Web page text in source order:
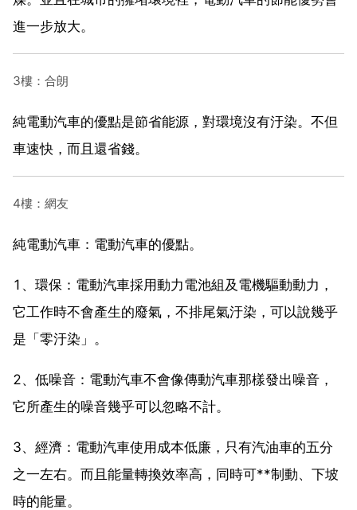
進一步放大。
3樓：合朗
純電動汽車的優點是節省能源，對環境沒有汙染。不但
車速快，而且還省錢。
4樓：網友
純電動汽車：電動汽車的優點。
1、環保：電動汽車採用動力電池組及電機驅動動力，
它工作時不會產生的廢氣，不排尾氣汙染，可以說幾乎
是「零汙染」。
2、低噪音：電動汽車不會像傳動汽車那樣發出噪音，
它所產生的噪音幾乎可以忽略不計。
3、經濟：電動汽車使用成本低廉，只有汽油車的五分
之一左右。而且能量轉換效率高，同時可**制動、下坡
時的能量。